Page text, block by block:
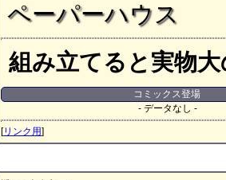
ペーパーハウス
組み立てると実物
コミックス登場
- データなし -
[リンク用]